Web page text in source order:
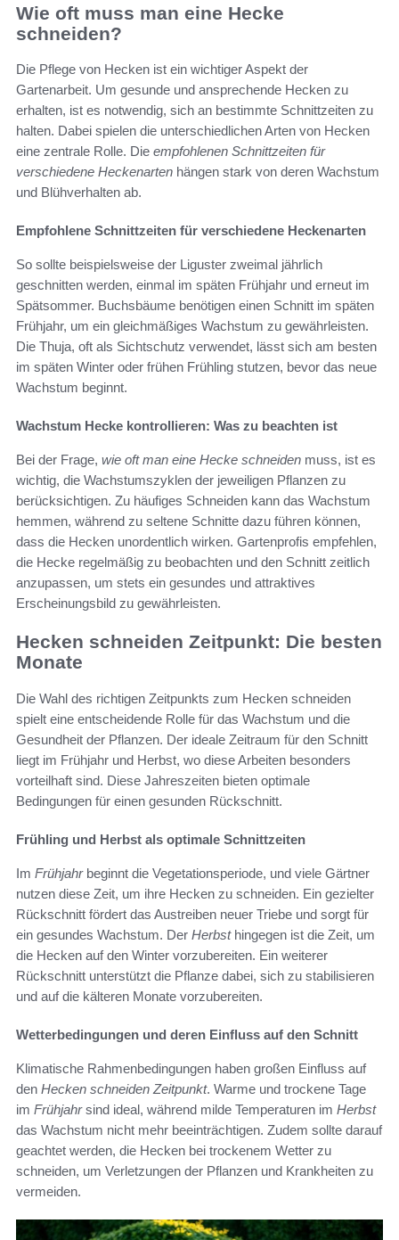
Wie oft muss man eine Hecke
schneiden?
Die Pflege von Hecken ist ein wichtiger Aspekt der
Gartenarbeit. Um gesunde und ansprechende Hecken zu
erhalten, ist es notwendig, sich an bestimmte Schnittzeiten zu
halten. Dabei spielen die unterschiedlichen Arten von Hecken
eine zentrale Rolle. Die empfohlenen Schnittzeiten für
verschiedene Heckenarten hängen stark von deren Wachstum
und Blühverhalten ab.
Empfohlene Schnittzeiten für verschiedene Heckenarten
So sollte beispielsweise der Liguster zweimal jährlich
geschnitten werden, einmal im späten Frühjahr und erneut im
Spätsommer. Buchsbäume benötigen einen Schnitt im späten
Frühjahr, um ein gleichmäßiges Wachstum zu gewährleisten.
Die Thuja, oft als Sichtschutz verwendet, lässt sich am besten
im späten Winter oder frühen Frühling stutzen, bevor das neue
Wachstum beginnt.
Wachstum Hecke kontrollieren: Was zu beachten ist
Bei der Frage, wie oft man eine Hecke schneiden muss, ist es
wichtig, die Wachstumszyklen der jeweiligen Pflanzen zu
berücksichtigen. Zu häufiges Schneiden kann das Wachstum
hemmen, während zu seltene Schnitte dazu führen können,
dass die Hecken unordentlich wirken. Gartenprofis empfehlen,
die Hecke regelmäßig zu beobachten und den Schnitt zeitlich
anzupassen, um stets ein gesundes und attraktives
Erscheinungsbild zu gewährleisten.
Hecken schneiden Zeitpunkt: Die besten
Monate
Die Wahl des richtigen Zeitpunkts zum Hecken schneiden
spielt eine entscheidende Rolle für das Wachstum und die
Gesundheit der Pflanzen. Der ideale Zeitraum für den Schnitt
liegt im Frühjahr und Herbst, wo diese Arbeiten besonders
vorteilhaft sind. Diese Jahreszeiten bieten optimale
Bedingungen für einen gesunden Rückschnitt.
Frühling und Herbst als optimale Schnittzeiten
Im Frühjahrbeginnt die Vegetationsperiode, und viele Gärtner
nutzen diese Zeit, um ihre Hecken zu schneiden. Ein gezielter
Rückschnitt fördert das Austreiben neuer Triebe und sorgt für
ein gesundes Wachstum. Der Herbsthingegen ist die Zeit, um
die Hecken auf den Winter vorzubereiten. Ein weiterer
Rückschnitt unterstützt die Pflanze dabei, sich zu stabilisieren
und auf die kälteren Monate vorzubereiten.
Wetterbedingungen und deren Einfluss auf den Schnitt
Klimatische Rahmenbedingungen haben großen Einfluss auf
den Hecken schneiden Zeitpunkt. Warme und trockene Tage
im Frühjahrsind ideal, während milde Temperaturen im Herbst
das Wachstum nicht mehr beeinträchtigen. Zudem sollte darauf
geachtet werden, die Hecken bei trockenem Wetter zu
schneiden, um Verletzungen der Pflanzen und Krankheiten zu
vermeiden.